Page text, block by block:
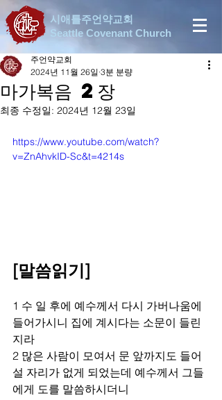
시애틀주언약교회
Seattle Covenant Church
마가복음 2장
주언약교회
2024년 11월 26일 3분 분량
최종 수정일: 2024년 12월 23일
https://www.youtube.com/watch?
v=ZnAhvkID-Sc&t=4214s
[말씀읽기]
1 수 일 후에 예수께서 다시 가버나움에
들어가시니 집에 계시다는 소문이 들린
지라
2 많은 사람이 모여서 문 앞까지도 들어
설 자리가 없게 되었는데 예수께서 그들
에게 도를 말씀하시더니